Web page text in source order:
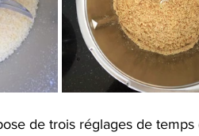
de trois réglages de